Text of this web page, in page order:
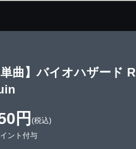
単曲】バイオハザード
円 (税込)
ント付与